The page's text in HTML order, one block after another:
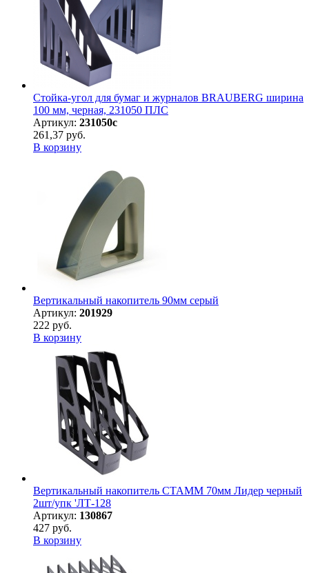
Стойка-угол для бумаг и журналов BRAUBERG ширина
100 мм, черная, 231050 ПЛС
Артикул: 231050с
261,37 руб.
В корзину
Вертикальный накопитель 90мм серый
Артикул: 201929
222 руб.
В корзину
Вертикальный накопитель СТАММ 70мм Лидер черный
2шт/упк 'ЛТ-128
Артикул: 130867
427 руб.
В корзину